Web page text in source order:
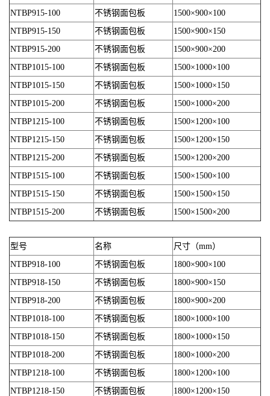
NTBP915-100
不锈钢面包板
1500×900×100
NTBP915-150
不锈钢面包板
1500×900×150
NTBP915-200
不锈钢面包板
1500×900×200
NTBP1015-100
不锈钢面包板
1500×1000×100
NTBP1015-150
不锈钢面包板
1500×1000×150
NTBP1015-200
不锈钢面包板
1500×1000×200
NTBP1215-100
不锈钢面包板
1500×1200×100
NTBP1215-150
不锈钢面包板
1500×1200×150
NTBP1215-200
不锈钢面包板
1500×1200×200
NTBP1515-100
不锈钢面包板
1500×1500×100
NTBP1515-150
不锈钢面包板
1500×1500×150
NTBP1515-200
不锈钢面包板 1500×1500×200
型号 名称
尺寸（mm）
NTBP918-100
不锈钢面包板
1800×900×100
NTBP918-150
不锈钢面包板
1800×900×150
NTBP918-200
不锈钢面包板
1800×900×200
NTBP1018-100
不锈钢面包板
1800×1000×100
NTBP1018-150
不锈钢面包板
1800×1000×150
NTBP1018-200
不锈钢面包板
1800×1000×200
NTBP1218-100
不锈钢面包板
1800×1200×100
NTBP1218-150
不锈钢面包板
1800×1200×150